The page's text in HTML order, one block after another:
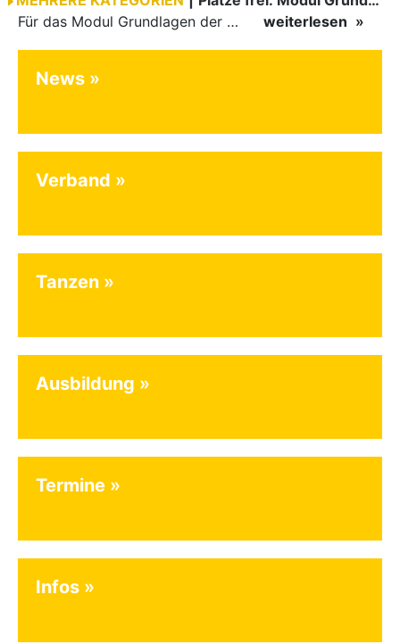
Für das Modul Grundlagen der Breitensportausbildung vom 10. bis 13. September an der Landessportschule Albstadt sind noch Plätze frei. Das Modul kann auch für den Lizenzerhalt (30 LE fachlich) genutzt…
weiterlesen
News
Verband
Tanzen
Ausbildung
Termine
Infos